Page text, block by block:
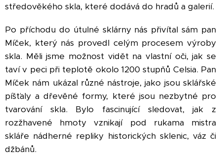
středověkého skla, které dodává do hradů a galerií.
Po příchodu do útulné sklárny nás přivítal sám pan
Míček, který nás provedl celým procesem výroby
skla. Měli jsme možnost vidět na vlastní oči, jak se
taví v peci při teplotě okolo 1200 stupňů Celsia. Pan
Míček nám ukázal různé nástroje, jako jsou sklářské
píšťaly a dřevěné formy, které jsou nezbytné pro
tvarování skla. Bylo fascinující sledovat, jak z
rozžhavené hmoty vznikají pod rukama mistra
skláře nádherné repliky historických sklenic, váz či
džbánů.